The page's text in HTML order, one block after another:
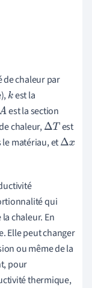
de chaleur par
kest la
est la section
chaleur,ΔT est
matériau, etΔx
qui
chaleur. En
Elle peut changer
ou même de la
pour
thermique,